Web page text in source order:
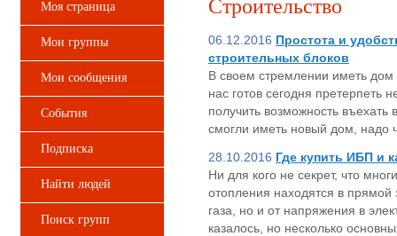
Строительство
06.12.2016 Простота и
строительных блоков
В своем стремлении иметь дом
нас готов сегодня претерпеть
получить возможность
смогли иметь новый дом, надо
28.10.2016 Где купить ИБП и
Ни для кого не секрет, что
отопления находятся в прямой
газа, но и от напряжения в
казалось, но несколько
Моя страница
Мои группы
Мои сообщения
События
Подписка
Найти людей
Поиск групп